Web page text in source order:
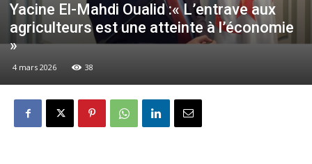
Yacine El-Mahdi Oualid :« L’entrave aux
agriculteurs est une atteinte à l’économie
»
4 mars 2026 38